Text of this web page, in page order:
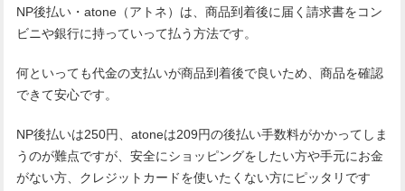
NP後払い・atone（アトネ）は、商品到着後に届く請求書をコン
ビニや銀行に持っていって払う方法です。
何といっても代金の支払いが商品到着後で良いため、商品を確認
できて安心です。
NP後払いは250円、atoneは209円の後払い手数料がかかってしま
うのが難点ですが、安全にショッピングをしたい方や手元にお金
がない方、クレジットカードを使いたくない方にピッタリです